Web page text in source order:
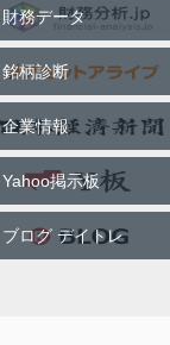
財務データ
銘柄診断
企業情報
Yahoo掲示板
ブログ デイトレ